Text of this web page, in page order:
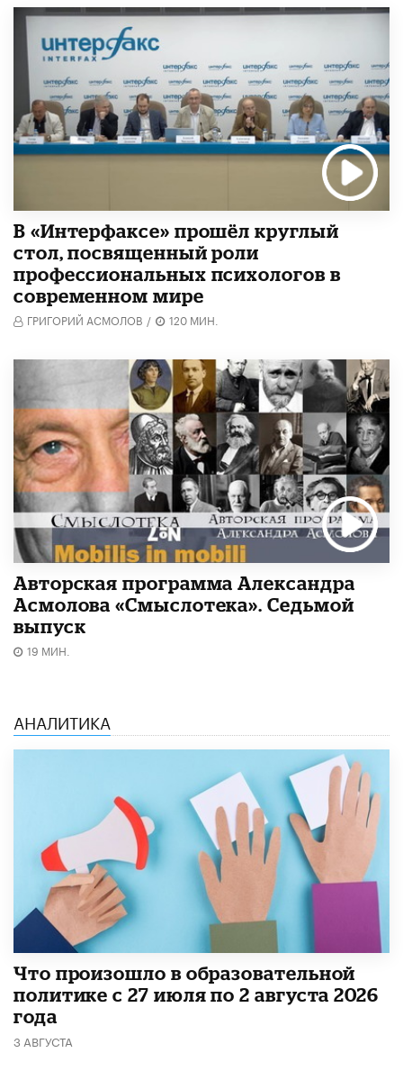
В «Интерфаксе» прошёл круглый
стол, посвященный роли
профессиональных психологов в
современном мире
ГРИГОРИЙ АСМОЛОВ / 120 МИН.
Авторская программа Александра
Асмолова «Смыслотека». Седьмой
выпуск
19 МИН.
АНАЛИТИКА
​Что произошло в образовательной
политике с 27 июля по 2 августа 2026
года
3 АВГУСТА